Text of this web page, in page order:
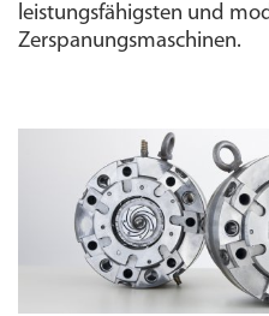
leistungs­fähigsten und
Zerspanungs­maschinen.